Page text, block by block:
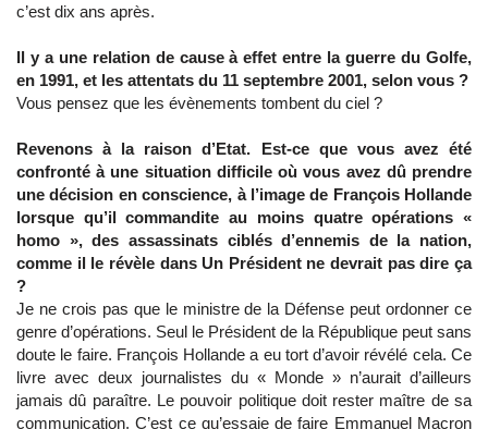
c’est dix ans après.
Il y a une relation de cause à effet entre la guerre du Golfe,
en 1991, et les attentats du 11 septembre 2001, selon vous ?
Vous pensez que les évènements tombent du ciel ?
Revenons à la raison d’Etat. Est-ce que vous avez été
confronté à une situation difficile où vous avez dû prendre
une décision en conscience, à l’image de François Hollande
lorsque qu’il commandite au moins quatre opérations «
homo », des assassinats ciblés d’ennemis de la nation,
comme il le révèle dans Un Président ne devrait pas dire ça
?
Je ne crois pas que le ministre de la Défense peut ordonner ce
genre d’opérations. Seul le Président de la République peut sans
doute le faire. François Hollande a eu tort d’avoir révélé cela. Ce
livre avec deux journalistes du « Monde » n’aurait d’ailleurs
jamais dû paraître. Le pouvoir politique doit rester maître de sa
communication. C’est ce qu’essaie de faire Emmanuel Macron